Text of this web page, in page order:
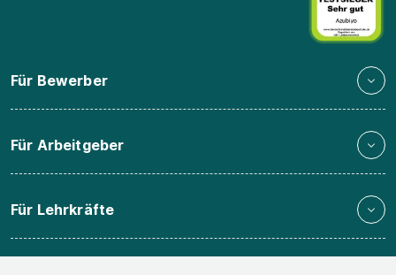
Für Bewerber
Für Arbeitgeber
Für Lehrkräfte